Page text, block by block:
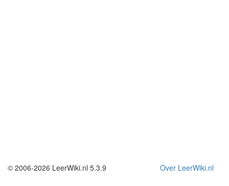
Over LeerWiki.nl
© 2006-2026 LeerWiki.nl 5.3.9